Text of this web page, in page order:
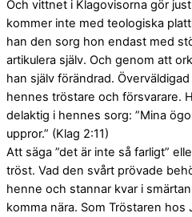
Och vittnet i Klagovisorna gör
kommer inte med teologiska
han den sorg hon endast med
artikulera själv. Och genom att
han själv förändrad.
hennes tröstare och försvarare.
delaktig i hennes sorg: ”Mina
uppror.” (Klag 2:11)
Att säga ”det är inte så farligt”
tröst. Vad den svårt prövade
henne och stannar kvar i
komma nära. Som Tröstaren hos